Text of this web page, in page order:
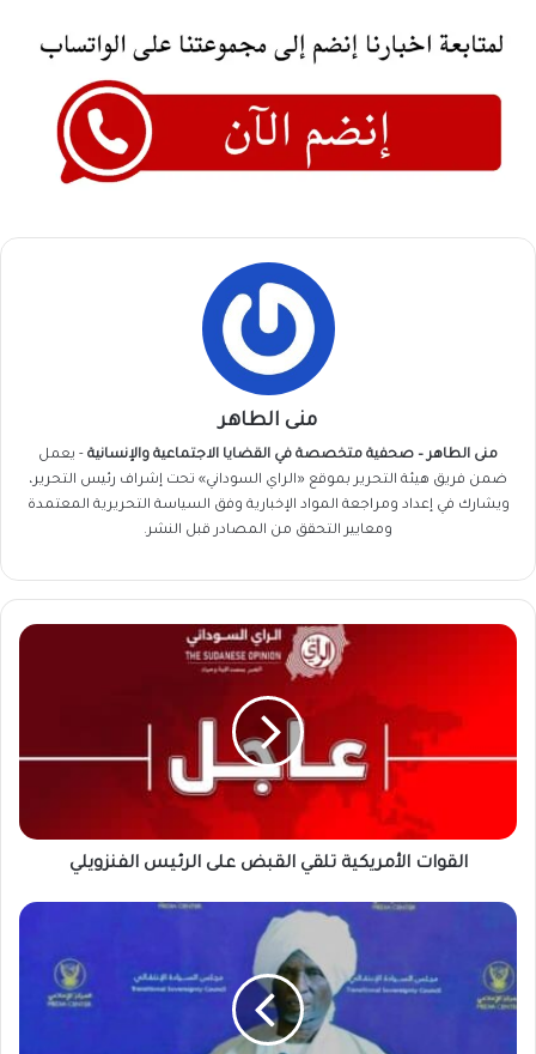
منى الطاهر
منى الطاهر – صحفية متخصصة في القضايا الاجتماعية والإنسانية - يعمل
ضمن فريق هيئة التحرير بموقع «الراي السوداني» تحت إشراف رئيس التحرير،
ويشارك في إعداد ومراجعة المواد الإخبارية وفق السياسة التحريرية المعتمدة
ومعايير التحقق من المصادر قبل النشر.
القوات
الرئيس
القوات الأمريكية تلقي القبض على الرئيس الفنزويلي
تفاصيل
تكشف
مصير
زعيم